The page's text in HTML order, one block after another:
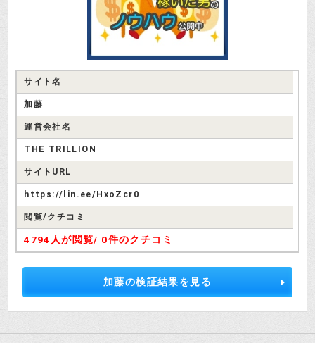
サイト名
加藤
運営会社名
THE TRILLION
サイトURL
https://lin.ee/HxoZcr0
閲覧/クチコミ
4794人が閲覧/ 0件のクチコミ
加藤の検証結果を見る